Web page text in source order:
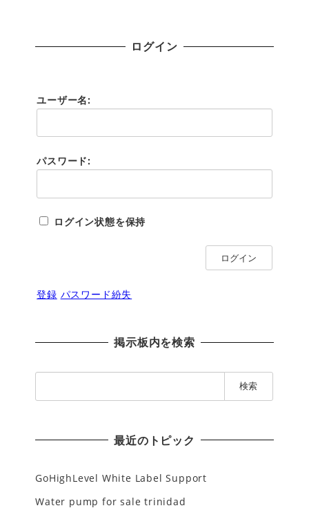
ログイン
ユーザー名:
パスワード:
ログイン状態を保持
ログイン
登録 パスワード紛失
掲示板内を検索
索
最近のトピック
GoHighLevel White Label Support
Water pump for sale trinidad